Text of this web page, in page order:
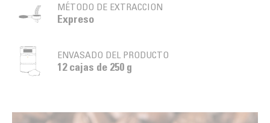
MÉTODO DE EXTRACCION
Expreso
ENVASADO DEL PRODUCTO
12 cajas de 250 g